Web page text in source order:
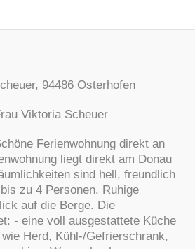
94486 Osterhofen
Viktoria Scheuer
Ferienwohnung direkt an
liegt direkt am Donau
sind hell, freundlich
zu 4 Personen. Ruhige
auf die Berge. Die
- eine voll ausgestattete Küche
Herd, Kühl-/Gefrierschrank,